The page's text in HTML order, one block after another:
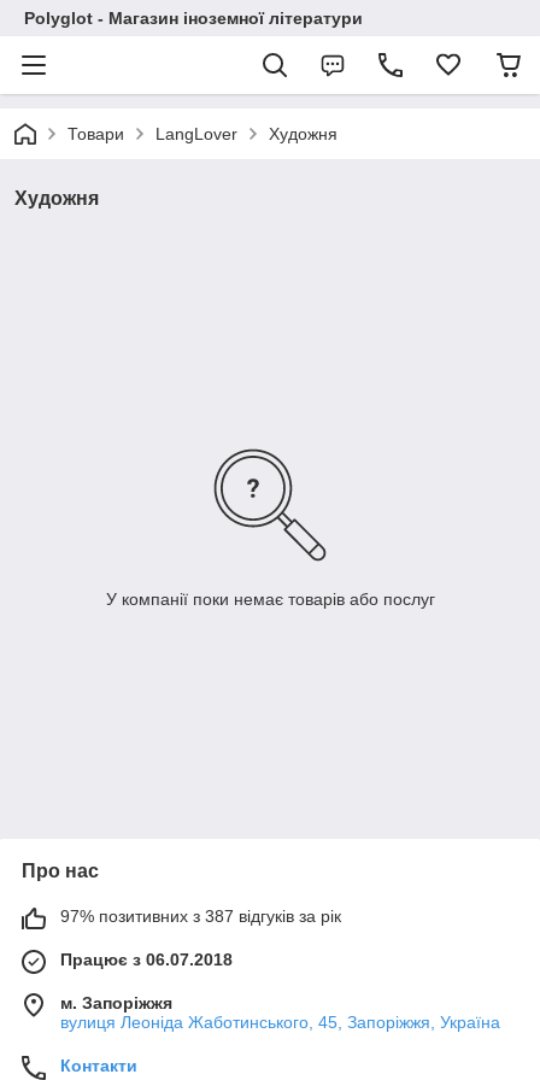
Polyglot - Магазин іноземної літератури
Товари LangLover Художня
Художня
У компанії поки немає товарів або послуг
Про нас
97% позитивних з 387 відгуків за рік
Працює з 06.07.2018
м. Запоріжжя
вулиця Леоніда Жаботинського, 45, Запоріжжя, Україна
Контакти